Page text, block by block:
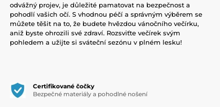
odvážný projev, je důležité pamatovat na bezpečnost a
pohodlí vašich očí. S vhodnou péčí a správným výběrem se
můžete těšit na to, že budete hvězdou vánočního večírku,
aniž byste ohrozili své zdraví. Rozsviťte večírek svým
pohledem a užijte si sváteční sezónu v plném lesku!
Certifikované čočky
Bezpečné materiály a pohodlné nošení